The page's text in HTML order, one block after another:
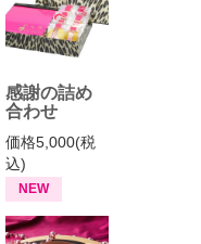
感謝の詰め
合わせ
価格5,000(税
込)
NEW